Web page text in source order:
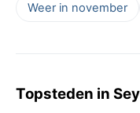
Weer in november
Topsteden in